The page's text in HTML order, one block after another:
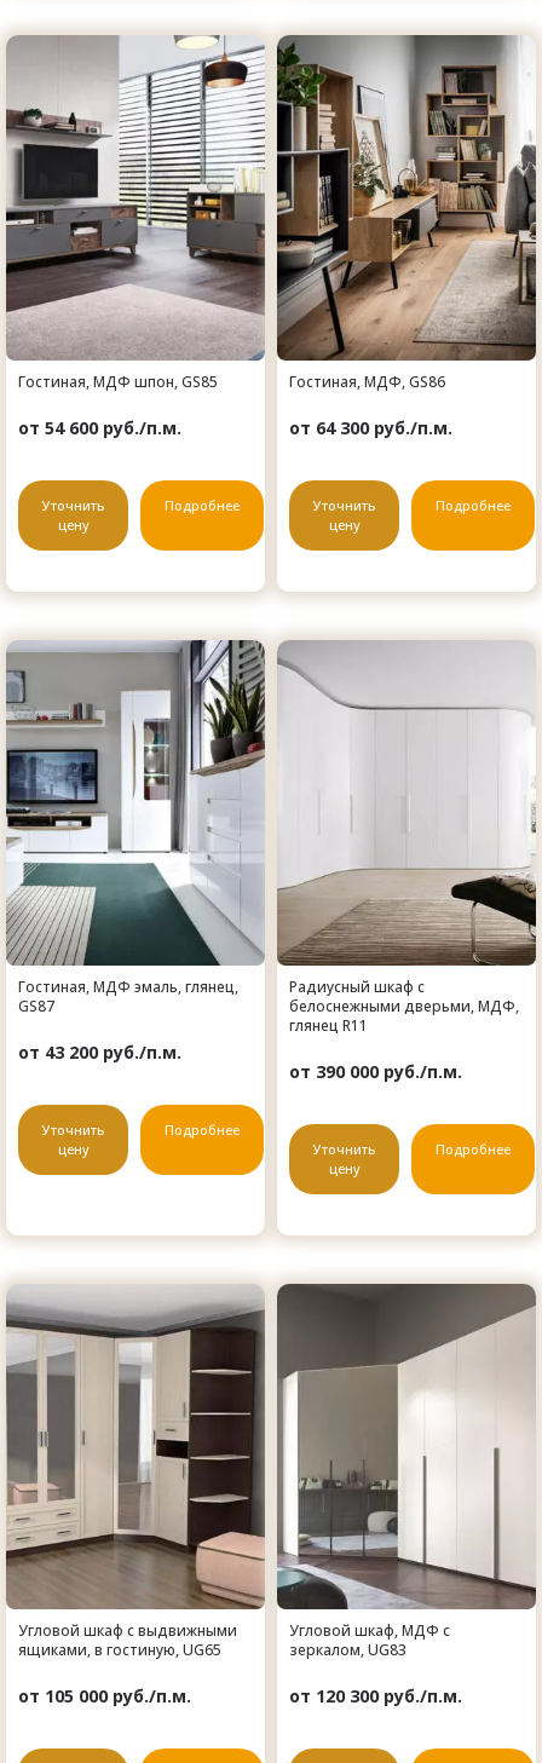
Гостиная, МДФ шпон, GS85
от 54 600 руб./п.м.
Уточнить
цену
Подробнее
Гостиная, МДФ, GS86
от 64 300 руб./п.м.
Уточнить
цену
Подробнее
Гостиная, МДФ эмаль, глянец,
GS87
от 43 200 руб./п.м.
Уточнить
цену
Подробнее
Радиусный шкаф с
белоснежными дверьми, МДФ,
глянец R11
от 390 000 руб./п.м.
Уточнить
цену
Подробнее
Угловой шкаф с выдвижными
ящиками, в гостиную, UG65
от 105 000 руб./п.м.
Угловой шкаф, МДФ с
зеркалом, UG83
от 120 300 руб./п.м.